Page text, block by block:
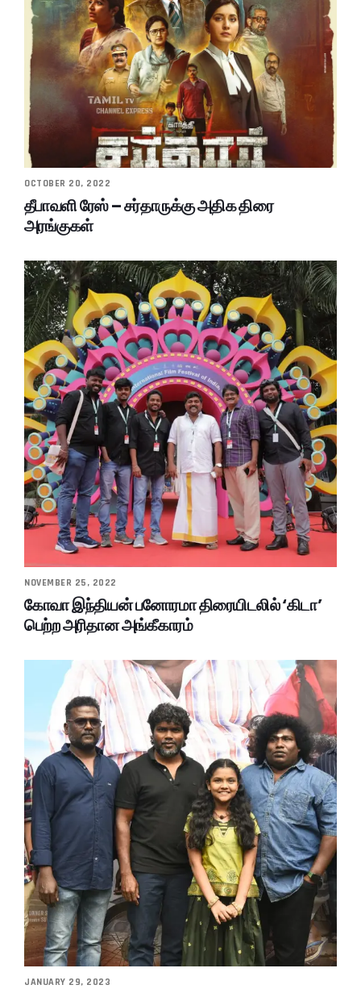
OCTOBER 20, 2022
தீபாவளி ரேஸ் – சர்தாருக்கு அதிக திரை
அரங்குகள்
NOVEMBER 25, 2022
கோவா இந்தியன் பனோரமா திரையிடலில் ‘கிடா’
பெற்ற அரிதான அங்கீகாரம்
JANUARY 29, 2023